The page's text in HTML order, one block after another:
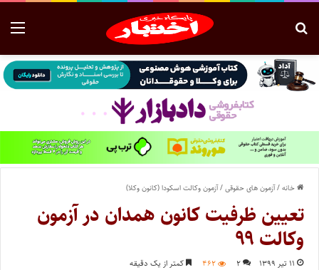
خانه/آزمون های حقوقی/آزمون وکالت اسکودا (کانون وکلا)
تعیین ظرفیت کانون همدان در آزمون
وکالت ۹۹
۱۱ تیر ۱۳۹۹ ۲ ۴۶۲ کمتر از یک دقیقه